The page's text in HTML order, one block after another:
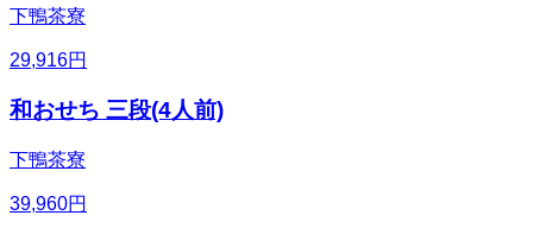
下鴨茶寮
29,916円
和おせち 三段(4人前)
下鴨茶寮
39,960円